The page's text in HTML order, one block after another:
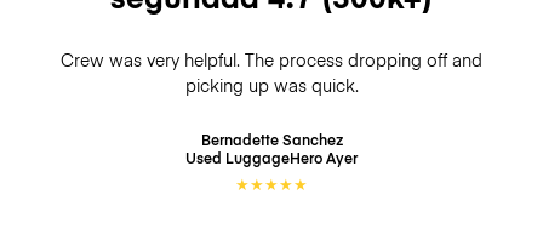
Crew was very helpful. The process dropping off and
picking up was quick.
Bernadette Sanchez
Used LuggageHeroAyer
★★★★★